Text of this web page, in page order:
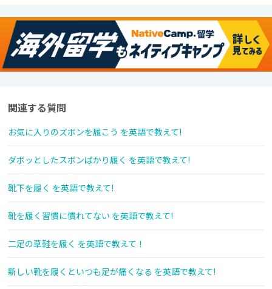
関連する質問
お気に入りのズボンを履こう を英語で教えて!
ダボッとしたスボンばかり履く を英語で教えて!
靴下を履く を英語で教えて!
靴を履く習慣に慣れてない を英語で教えて!
二足の草鞋を履く を英語で教えて！
新しい靴を履くといつも足が痛くなる を英語で教えて!